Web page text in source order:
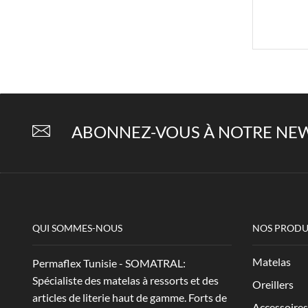
ABONNEZ-VOUS À NOTRE
QUI SOMMES-NOUS
Permaflex Tunisie - SOMATRAL:
Spécialiste des matelas à ressorts et des
articles de literie haut de gamme. Forts de
NOS
Matelas
Oreillers